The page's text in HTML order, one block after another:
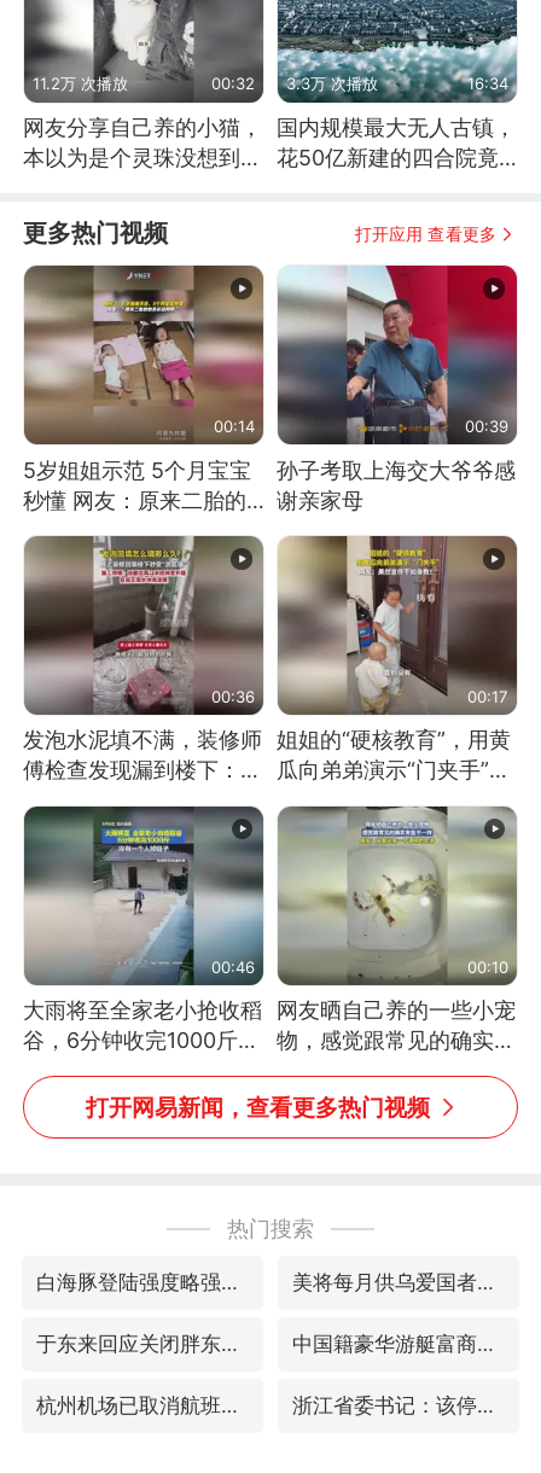
11.2万 次播放 00:32
网友分享自己养的小猫，
本以为是个灵珠没想到是
3.3万 次播放 16:34
国内规模最大无人古镇，
花50亿新建的四合院竟
更多热门视频 打开应用 查看更多
00:14
5岁姐姐示范 5个月宝宝
秒懂 网友：原来二胎的
快乐长这样
00:39
孙子考取上海交大爷爷感
谢亲家母
00:36
发泡水泥填不满，装修师
傅检查发现漏到楼下：出
风口未延伸到外墙
00:17
姐姐的“硬核教育”，用黄
瓜向弟弟演示“门夹手”，
网友：果然言传不如身
教！
00:46
大雨将至全家老小抢收稻
谷，6分钟收完1000斤，
没有一个人掉链子
00:10
网友晒自己养的一些小宠
物，感觉跟常见的确实有
些不一样
打开网易新闻，查看更多热门视频
热门搜索
白海豚登陆强度略强于巴威 美将每月供乌爱国者拦截导弹
于东来回应关闭胖东来生活广场店 中国籍豪华游艇富商之子在泰国被杀
杭州机场已取消航班388架次 浙江省委书记：该停下的坚决停下来